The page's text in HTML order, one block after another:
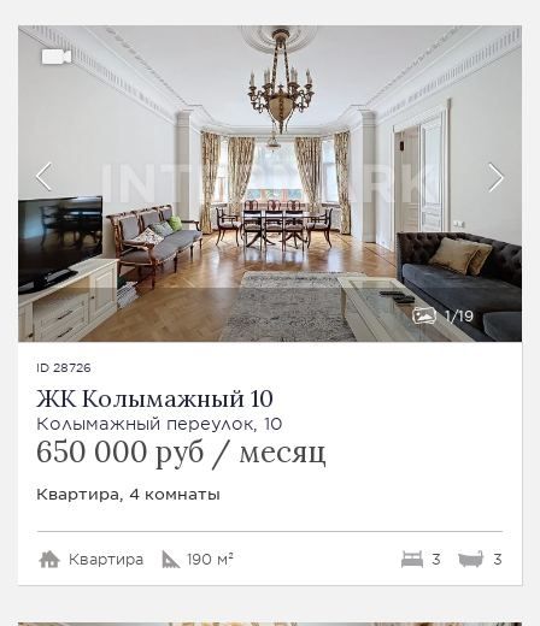
1 19
ID 28726
ЖК Колымажный 10
Колымажный переулок, 10
650 000 руб / месяц
Квартира, 4 комнаты
Квартира 190 м² 3 3